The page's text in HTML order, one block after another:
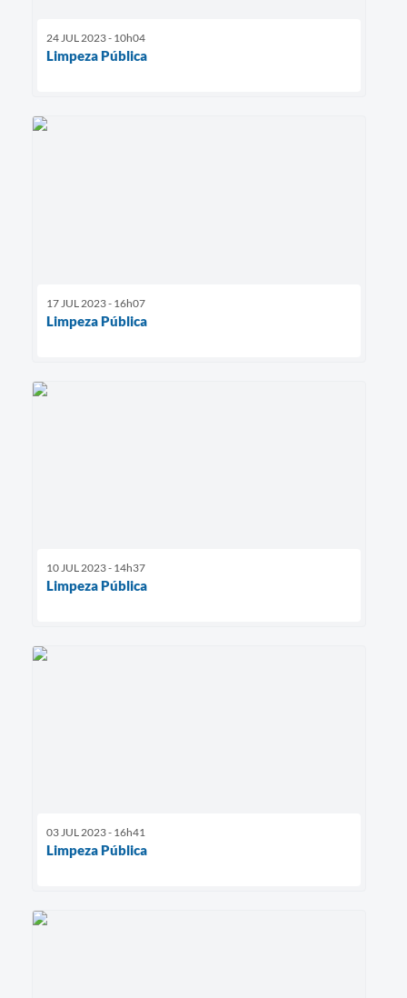
24 JUL 2023 - 10h04
Limpeza Pública
17 JUL 2023 - 16h07
Limpeza Pública
10 JUL 2023 - 14h37
Limpeza Pública
03 JUL 2023 - 16h41
Limpeza Pública